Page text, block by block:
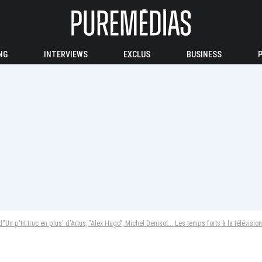
INTERVIEWS EXCLUS BUSINESS
p'tit truc en plus' d'Artus, "Alex Hugo", Michel Denisot... Les temps forts à la